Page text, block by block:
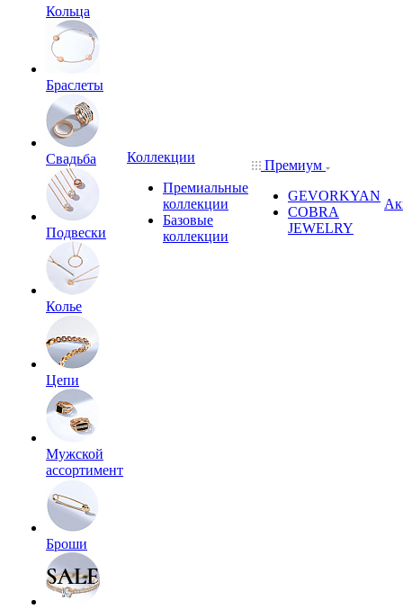
Кольца
Браслеты
Свадьба
Подвески
Колье
Цепи
Мужской
ассортимент
Броши
Коллекции
Премиальные
коллекции
Базовые
коллекции
Премиум
GEVORKYAN
COBRA
JEWELRY